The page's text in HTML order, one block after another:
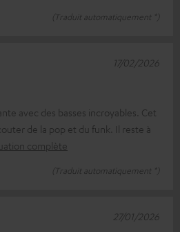
(Traduit automatiquement *)
avec des basses incroyables. Cet
de la pop et du funk. Il reste à
complète
(Traduit automatiquement *)
17/02/2026
27/01/2026